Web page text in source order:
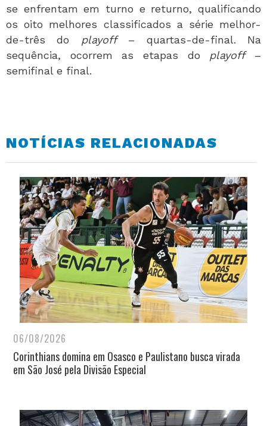
se enfrentam em turno e returno, qualificando
os oito melhores classificados a série melhor-
de-três do
playoff– quartas-de-final. Na
sequência, ocorrem as etapas do playoff–
semifinal e final.
NOTÍCIAS RELACIONADAS
06/08/2026
Corinthians domina em Osasco e Paulistano busca virada
em São José pela Divisão Especial